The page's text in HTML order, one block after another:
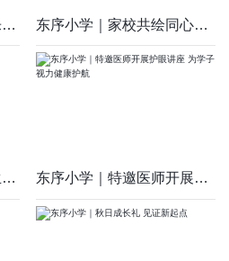
东序小学｜以爱相约 欢乐同行 东序小学｜家校共绘同心圆 携手护航成长路
东序小学｜以赛促教 慧生共长 东序小学｜特邀医师开展护眼讲座 为学子视力健康护航